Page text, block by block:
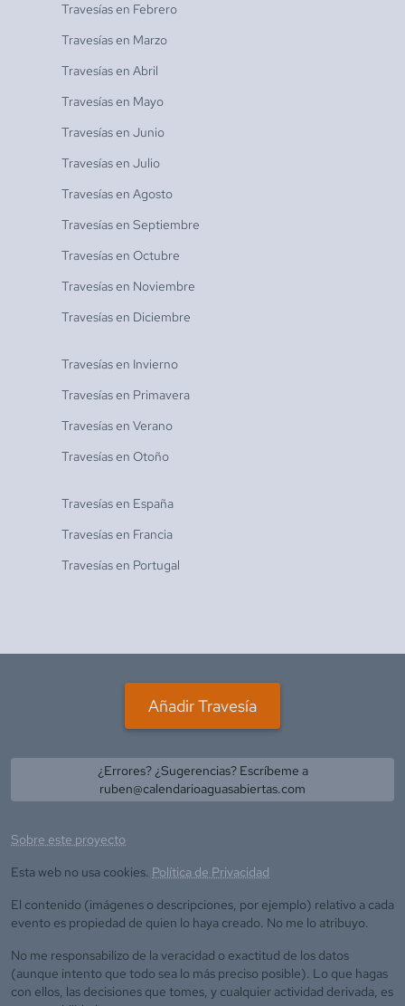
Travesías en Febrero
Travesías en Marzo
Travesías en Abril
Travesías en Mayo
Travesías en Junio
Travesías en Julio
Travesías en Agosto
Travesías en Septiembre
Travesías en Octubre
Travesías en Noviembre
Travesías en Diciembre
Travesías en Invierno
Travesías en Primavera
Travesías en Verano
Travesías en Otoño
Travesías en España
Travesías en Francia
Travesías en Portugal
Añadir Travesía
¿Errores? ¿Sugerencias? Escríbeme a
ruben@calendarioaguasabiertas.com
Sobre este proyecto
Esta web no usa cookies. Política de Privacidad
El contenido (imágenes o descripciones, por ejemplo) relativo a cada
evento es propiedad de quien lo haya creado. No me lo atribuyo.
No me responsabilizo de la veracidad o exactitud de los datos
(aunque intento que todo sea lo más preciso posible). Lo que hagas
con ellos, las decisiones que tomes, y cualquier actividad derivada, es